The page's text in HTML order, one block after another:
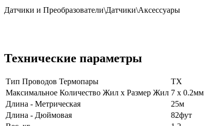
Датчики и Преобразователи\Датчики\Аксессуары
Технические параметры
Тип Проводов Термопары
TX
Максимальное Количество Жил x Размер Жил 7 x 0.2мм
Длина - Метрическая
25м
Длина - Дюймовая
82фут